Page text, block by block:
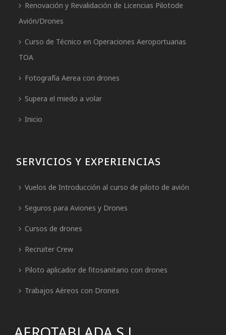
Renovación y Revalidación de Licencias Pilotode
Avión/Drones
Curso de Técnico en Operaciones Aeroportuarias
TOA
Fotografía Aerea con drones
Supera el miedo a volar
Inicio
SERVICIOS Y EXPERIENCIAS
Vuelos de Introducción al curso de piloto de avión
Seguros para Aviones y Drones
Cursos de drones
Recruiter Crew
Piloto aplicador de fitosanitario con drones
Trabajos Aéreos con Drones